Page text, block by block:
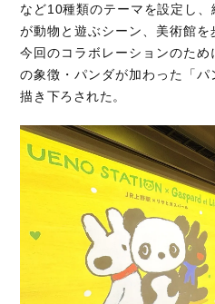
など10種類のテーマを設定し
が動物と遊ぶシーン、美術館
今回のコラボレーションのた
の象徴・パンダが加わった「パ
描き下ろされた。